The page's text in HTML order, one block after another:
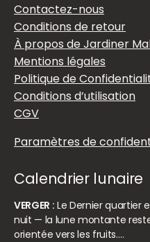
Contactez-nous
Conditions de retour
À propos de Jardiner
Mentions légales
Politique de
Conditions d’utilisation
CGV
Paramètres de
Calendrier lunaire
VERGER : Le Dernier quartier
nuit — la lune montante
orientée vers les fruits.…